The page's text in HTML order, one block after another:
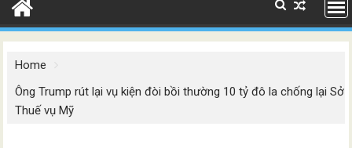
Home
Ông Trump rút lại vụ kiện đòi bồi thường 10 tỷ đô la chống lại Sở
Thuế vụ Mỹ